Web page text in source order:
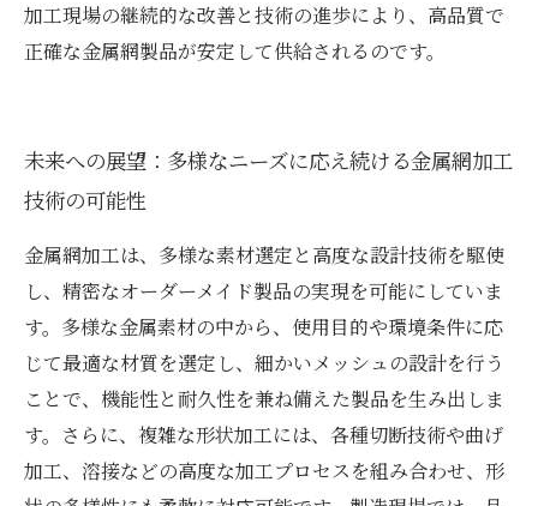
加工現場の継続的な改善と技術の進歩により、高品質で
正確な金属網製品が安定して供給されるのです。
未来への展望：多様なニーズに応え続ける金属網加工
技術の可能性
金属網加工は、多様な素材選定と高度な設計技術を駆使
し、精密なオーダーメイド製品の実現を可能にしていま
す。多様な金属素材の中から、使用目的や環境条件に応
じて最適な材質を選定し、細かいメッシュの設計を行う
ことで、機能性と耐久性を兼ね備えた製品を生み出しま
す。さらに、複雑な形状加工には、各種切断技術や曲げ
加工、溶接などの高度な加工プロセスを組み合わせ、形